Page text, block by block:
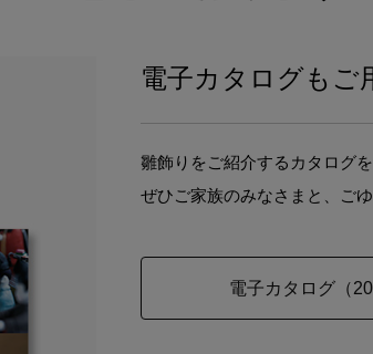
電子カタログもご
雛飾りをご紹介するカタログ
ぜひご家族のみなさまと、ご
電子カタログ（